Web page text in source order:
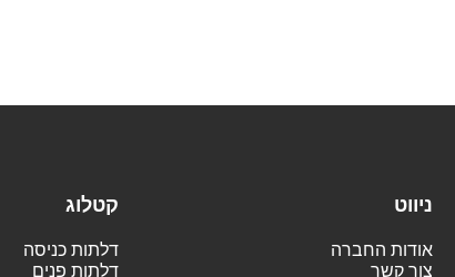
ניווט
אודות החברה
צור קשר
קטלוג
דלתות כניסה
דלתות פנים